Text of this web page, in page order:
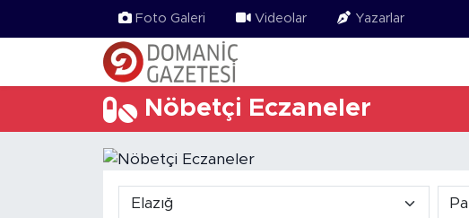
Foto Galeri Videolar Yazarlar
Nöbetçi Eczaneler